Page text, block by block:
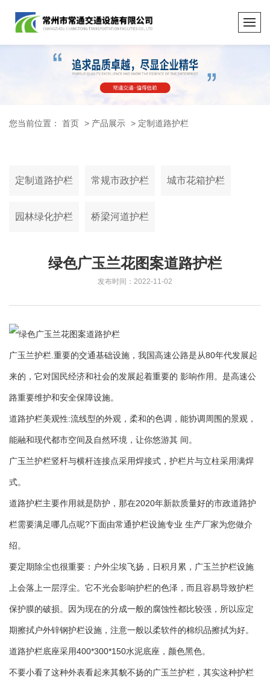
您当前位置： 首页 > 产品展示 > 定制道路护栏
定制道路护栏 常规市政护栏 城市花箱护栏
园林绿化护栏 桥梁河道护栏
绿色广玉兰花图案道路护栏
发布时间：2022-11-02
广玉兰护栏.重要的交通基础设施，我国高速公路是从80年代发展起
来的，它对国民经济和社会的发展起着重要的 影响作用。是高速公
路重要维护和安全保障设施。
道路护栏美观性:流线型的外观，柔和的色调，能协调周围的景观，
能融和现代都市空间及自然环境，让你悠游其 间。
广玉兰护栏竖杆与横杆连接点采用焊接式，护栏片与立柱采用满焊
式。
道路护栏主要作用就是防护，那在2020年新款质量好的市政道路护
栏需要满足哪几点呢?下面由常通护栏设施专业 生产厂家为您做介
绍。
要定期除尘也很重要：户外尘埃飞扬，日积月累，广玉兰护栏设施
上会落上一层浮尘。它不光会影响护栏的色泽，而且容易导致护栏
保护膜的破损。因为现在的分成一般的腐蚀性都比较强，所以应定
期擦拭户外锌钢护栏设施，注意一般以柔软件的棉织品擦拭为好。
道路护栏底座采用400*300*150水泥底座，颜色黑色。
不要小看了这种外表看起来其貌不扬的广玉兰护栏，其实这种护栏